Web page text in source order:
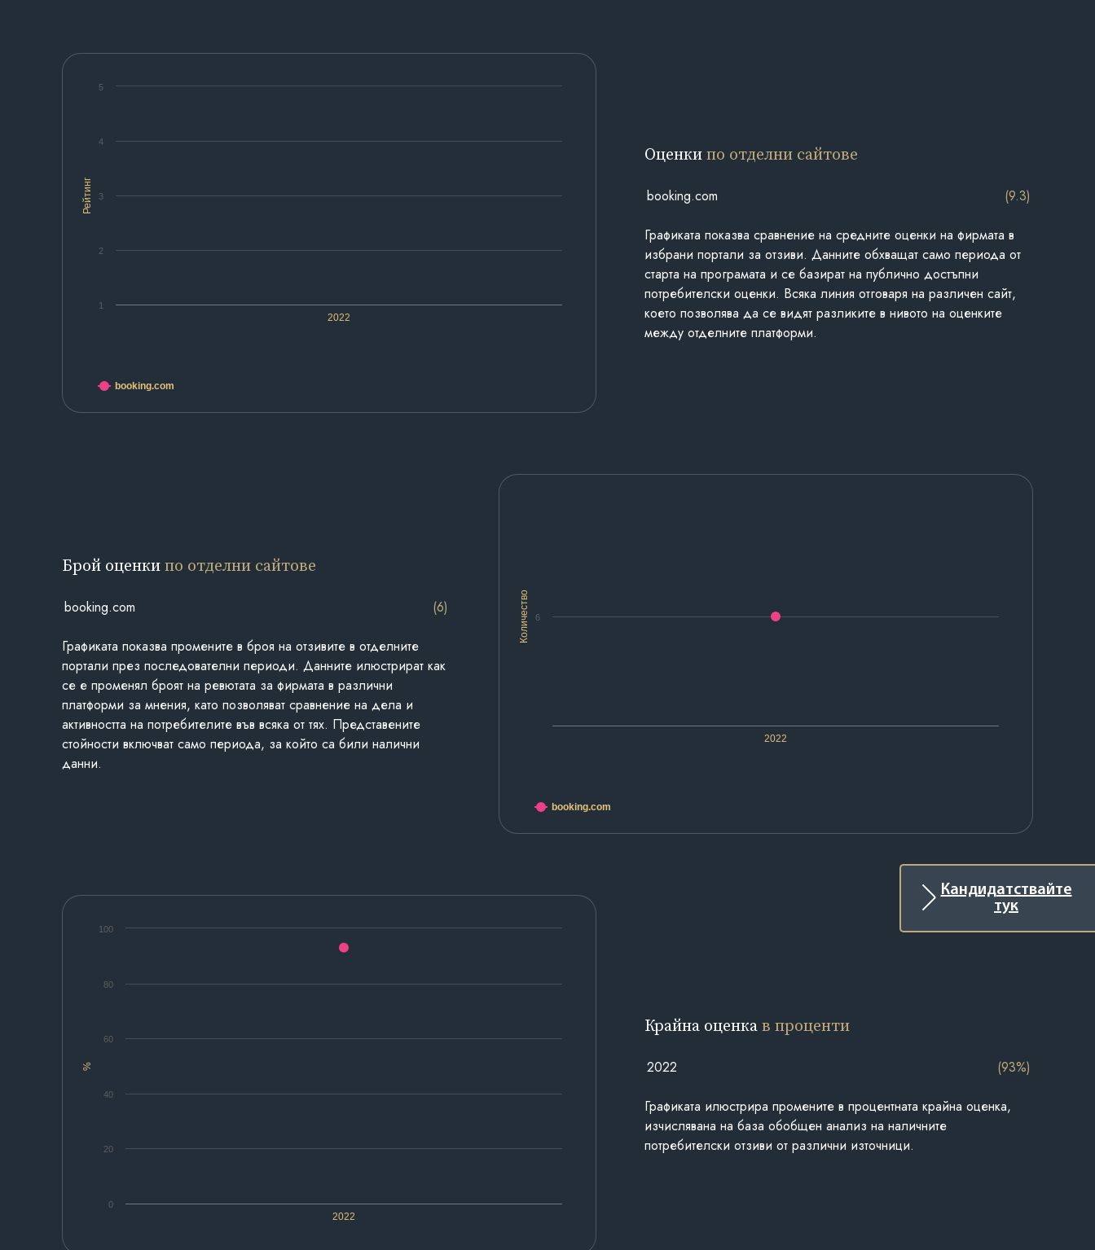
Кандидатствайте
тук
Рейтинг
2022
1
2
3
4
5
booking.com
Оценкипо отделни сайтове
booking.com (9.3)
Графиката показва сравнение на средните оценки на фирмата в
избрани портали за отзиви. Данните обхващат само периода от
старта на програмата и се базират на публично достъпни
потребителски оценки. Всяка линия отговаря на различен сайт,
което позволява да се видят разликите в нивото на оценките
между отделните платформи.
Количество
2022
6
booking.com
Брой оценкипо отделни сайтове
booking.com (6)
Графиката показва промените в броя на отзивите в отделните
портали през последователни периоди. Данните илюстрират как
се е променял броят на ревютата за фирмата в различни
платформи за мнения, като позволяват сравнение на дела и
активността на потребителите във всяка от тях. Представените
стойности включват само периода, за който са били налични
данни.
%
2022
0
20
40
60
80
100
Крайна оценкав проценти
2022 (93%)
Графиката илюстрира промените в процентната крайна оценка,
изчислявана на база обобщен анализ на наличните
потребителски отзиви от различни източници.